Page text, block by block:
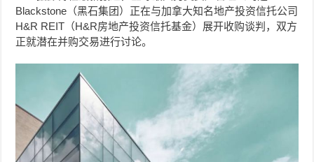
Blackstone（黑石集团）正在与加拿大知名地产投资信托公司
H&R REIT（H&R房地产投资信托基金）展开收购谈判，双方
正就潜在并购交易进行讨论。